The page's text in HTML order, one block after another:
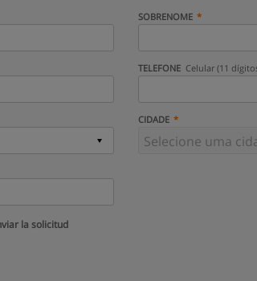
SOBRENOME
TELEFONE Celular (11
CIDADE
la solicitud